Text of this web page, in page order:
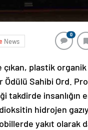
News
0
plastik
Ödülü Sahibi Ord.
insanlığın
hidrojen
yakıt olarak